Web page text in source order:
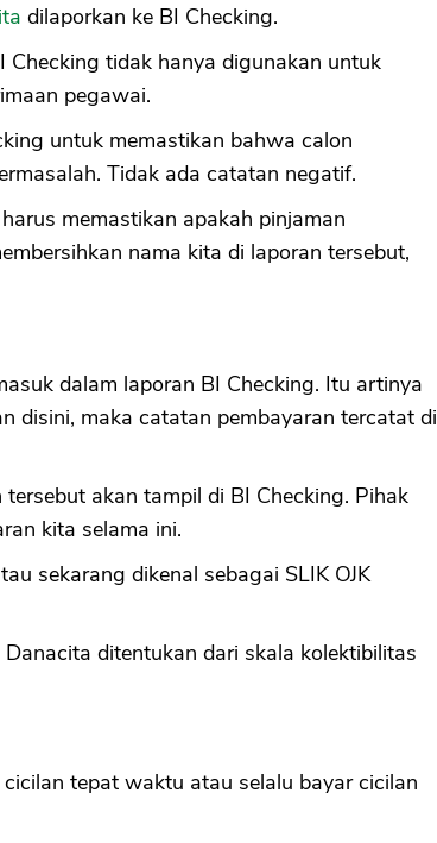
dilaporkan ke BI Checking.
tidak hanya digunakan untuk
pegawai.
untuk memastikan bahwa calon
Tidak ada catatan negatif.
memastikan apakah pinjaman
nama kita di laporan tersebut,
dalam laporan BI Checking. Itu artinya
disini, maka catatan pembayaran tercatat di
akan tampil di BI Checking. Pihak
kita selama ini.
sekarang dikenal sebagai SLIK OJK
ditentukan dari skala kolektibilitas
tepat waktu atau selalu bayar cicilan